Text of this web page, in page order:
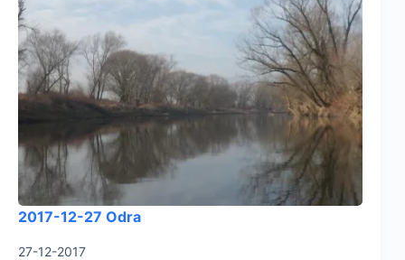
2017-12-27 Odra
27-12-2017